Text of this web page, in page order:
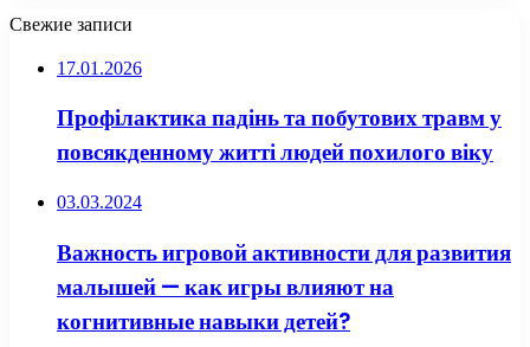
Свежие записи
17.01.2026
Профілактика падінь та побутових травм у
повсякденному житті людей похилого віку
03.03.2024
Важность игровой активности для развития
малышей — как игры влияют на
когнитивные навыки детей?